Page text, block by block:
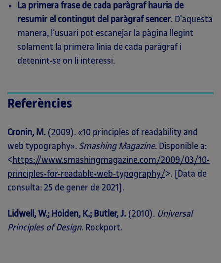
La primera frase de cada paràgraf hauria de
resumir el contingut del paràgraf sencer. D’aquesta
manera, l’usuari pot escanejar la pàgina llegint
solament la primera línia de cada paràgraf i
detenint-se on li interessi.
Referències
Cronin, M.(2009). «10 principles of readability and
web typography». Smashing Magazine. Disponible a:
< https://www.smashingmagazine.com/2009/03/10-
principles-for-readable-web-typography/>. [Data de
consulta: 25 de gener de 2021].
Lidwell, W.; Holden, K.; Butler, J.(2010). Universal
Principles of Design. Rockport.